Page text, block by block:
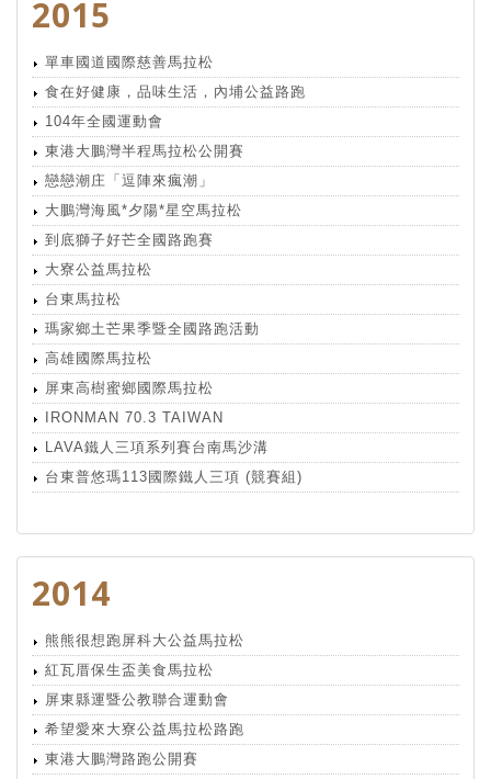
2015
單車國道國際慈善馬拉松
食在好健康，品味生活，內埔公益路跑
104年全國運動會
東港大鵬灣半程馬拉松公開賽
戀戀潮庄「逗陣來瘋潮」
大鵬灣海風*夕陽*星空馬拉松
到底獅子好芒全國路跑賽
大寮公益馬拉松
台東馬拉松
瑪家鄉土芒果季暨全國路跑活動
高雄國際馬拉松
屏東高樹蜜鄉國際馬拉松
IRONMAN 70.3 TAIWAN
LAVA鐵人三項系列賽台南馬沙溝
台東普悠瑪113國際鐵人三項 (競賽組)
2014
熊熊很想跑屏科大公益馬拉松
紅瓦厝保生盃美食馬拉松
屏東縣運暨公教聯合運動會
希望愛來大寮公益馬拉松路跑
東港大鵬灣路跑公開賽